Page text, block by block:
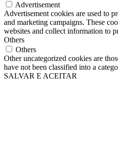
Advertisement
Advertisement cookies are used to
and marketing campaigns. These
websites and collect information to
Others
Others
Other uncategorized cookies are
have not been classified into a
SALVAR E ACEITAR